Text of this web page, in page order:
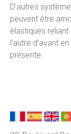
D’autres
peuvent être
élastiques
l’autre d’avant
présente.